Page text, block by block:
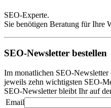
SEO-Experte.
Sie benötigen Beratung für Ihre
SEO-Newsletter bestellen
Im monatlichen SEO-
jeweils zehn wichtigsten SEO-
SEO-Newsletter bleibt Ihr auf
Email